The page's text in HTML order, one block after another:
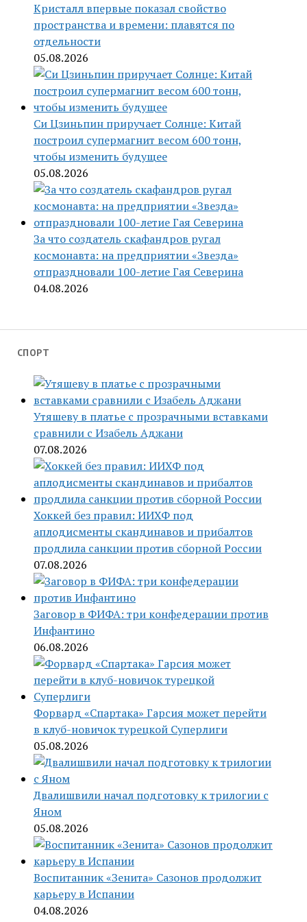
Кристалл впервые показал свойство
пространства и времени: плавятся по
отдельности
05.08.2026
Си Цзиньпин приручает Солнце: Китай
построил супермагнит весом 600 тонн,
чтобы изменить будущее
05.08.2026
За что создатель скафандров ругал
космонавта: на предприятии «Звезда»
отпраздновали 100-летие Гая Северина
04.08.2026
СПОРТ
Утяшеву в платье с прозрачными вставками
сравнили с Изабель Аджани
07.08.2026
Хоккей без правил: ИИХФ под
аплодисменты скандинавов и прибалтов
продлила санкции против сборной России
07.08.2026
Заговор в ФИФА: три конфедерации против
Инфантино
06.08.2026
Форвард «Спартака» Гарсия может перейти
в клуб-новичок турецкой Суперлиги
05.08.2026
Двалишвили начал подготовку к трилогии с
Яном
05.08.2026
Воспитанник «Зенита» Сазонов продолжит
карьеру в Испании
04.08.2026